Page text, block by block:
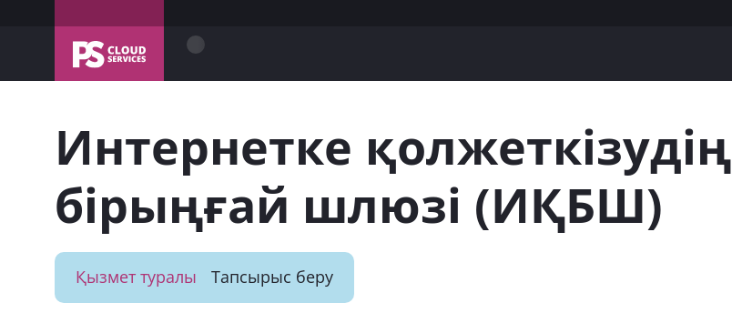
Интернетке қолжеткізудің
бірыңғай шлюзі (ИҚБШ)
Қызмет туралы Тапсырыс беру